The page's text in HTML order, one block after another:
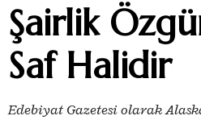
Şairlik
Saf Halidir
Edebiyat Gazetesi olarak